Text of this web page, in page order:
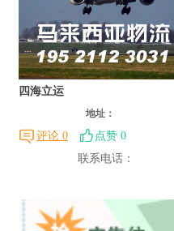
四海立运
地址：
评论 0
点赞 0
联系电话：